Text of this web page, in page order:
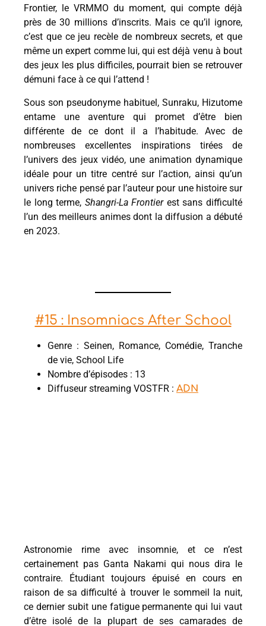
Frontier, le VRMMO du moment, qui compte déjà
près de 30 millions d’inscrits. Mais ce qu’il ignore,
c’est que ce jeu recèle de nombreux secrets, et que
même un expert comme lui, qui est déjà venu à bout
des jeux les plus difficiles, pourrait bien se retrouver
démuni face à ce qui l’attend !
Sous son pseudonyme habituel, Sunraku, Hizutome
entame une aventure qui promet d’être bien
différente de ce dont il a l’habitude. Avec de
nombreuses excellentes inspirations tirées de
l’univers des jeux vidéo, une animation dynamique
idéale pour un titre centré sur l’action, ainsi qu’un
univers riche pensé par l’auteur pour une histoire sur
le long terme, Shangri-La Frontierest sans difficulté
l’un des meilleurs animes dont la diffusion a débuté
en 2023.
#15 : Insomniacs After School
Genre : Seinen, Romance, Comédie, Tranche
de vie, School Life
Nombre d’épisodes : 13
Diffuseur streaming VOSTFR : ADN
Astronomie rime avec insomnie, et ce n’est
certainement pas Ganta Nakami qui nous dira le
contraire. Étudiant toujours épuisé en cours en
raison de sa difficulté à trouver le sommeil la nuit,
ce dernier subit une fatigue permanente qui lui vaut
d’être isolé de la plupart de ses camarades de